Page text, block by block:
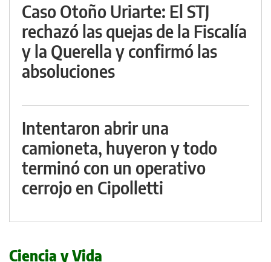
Caso Otoño Uriarte: El STJ
rechazó las quejas de la Fiscalía
y la Querella y confirmó las
absoluciones
Intentaron abrir una
camioneta, huyeron y todo
terminó con un operativo
cerrojo en Cipolletti
Ciencia y Vida